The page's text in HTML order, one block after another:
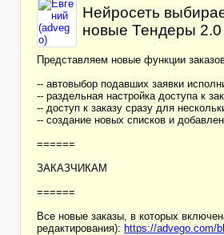
Нейросеть
новые Тендеры 2.0
Представляем новые функции
-- автовыбор подавших заявки
-- раздельная настройка доступа к
-- доступ к заказу сразу для
-- создание новых списков и
======
ЗАКАЗЧИКАМ
======
Все новые заказы, в которых
редактирования): https://advego.com/